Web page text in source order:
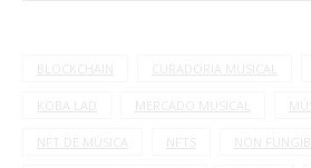
BLOCKCHAIN CURADORIA MUSICAL
KOBA LAD MERCADO MUSICAL
NFT DE MÚSICA NFTS NON